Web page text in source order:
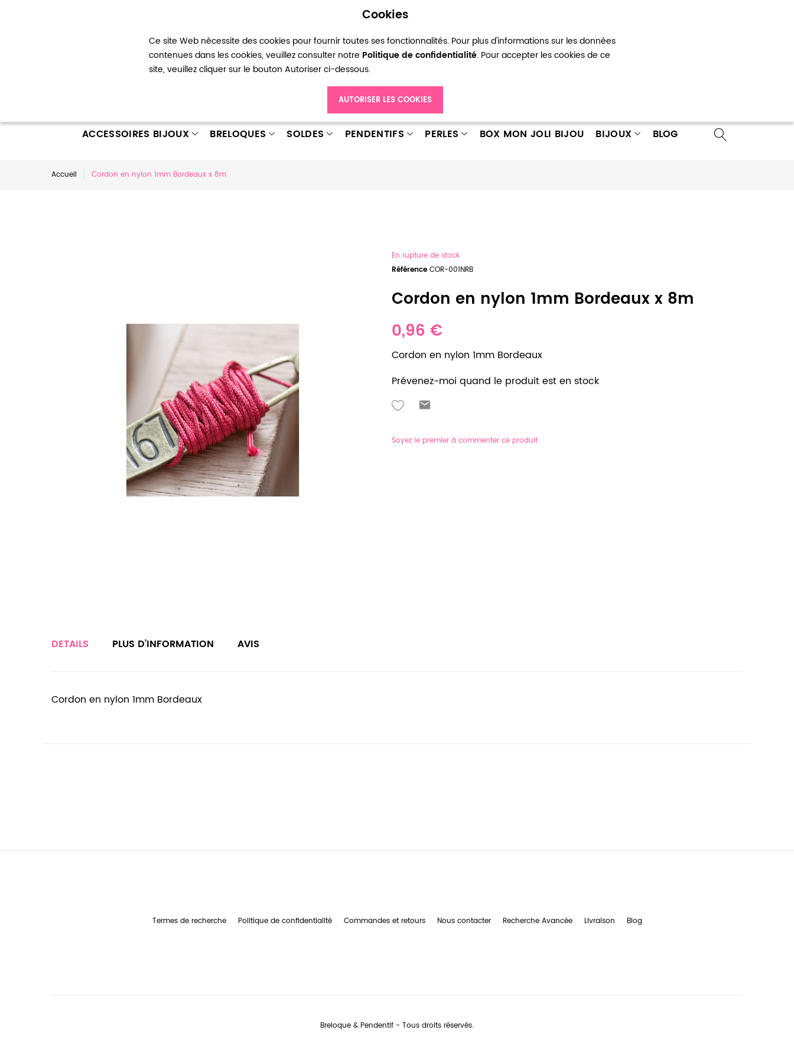
Cookies
Ce site Web nécessite des cookies pour fournir toutes ses fonctionnalités. Pour plus d'informations sur les données
contenues dans les cookies, veuillez consulter notre Politique de confidentialité. Pour accepter les cookies de ce
site, veuillez cliquer sur le bouton Autoriser ci-dessous.
AUTORISER LES COOKIES
Mon compte Ma liste d’envies Connexion Créer un compte
ACCESSOIRES BIJOUX BRELOQUES SOLDES PENDENTIFS PERLES BOX MON JOLI BIJOU BIJOUX BLOG
Accueil Cordon en nylon 1mm Bordeaux x 8m
En rupture de stock
Référence COR-001NRB
Cordon en nylon 1mm Bordeaux x 8m
0,96 €
Cordon en nylon 1mm Bordeaux
Prévenez-moi quand le produit est en stock
Soyez le premier à commenter ce produit
DETAILS
Cordon en nylon 1mm Bordeaux
PLUS D’INFORMATION AVIS
Termes de recherche Politique de confidentialité Commandes et retours Nous contacter Recherche Avancée Livraison Blog
Breloque & Pendentif - Tous droits réservés.